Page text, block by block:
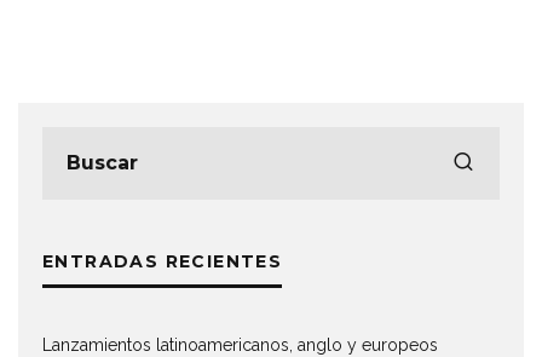
ENTRADAS RECIENTES
Lanzamientos latinoamericanos, anglo y europeos